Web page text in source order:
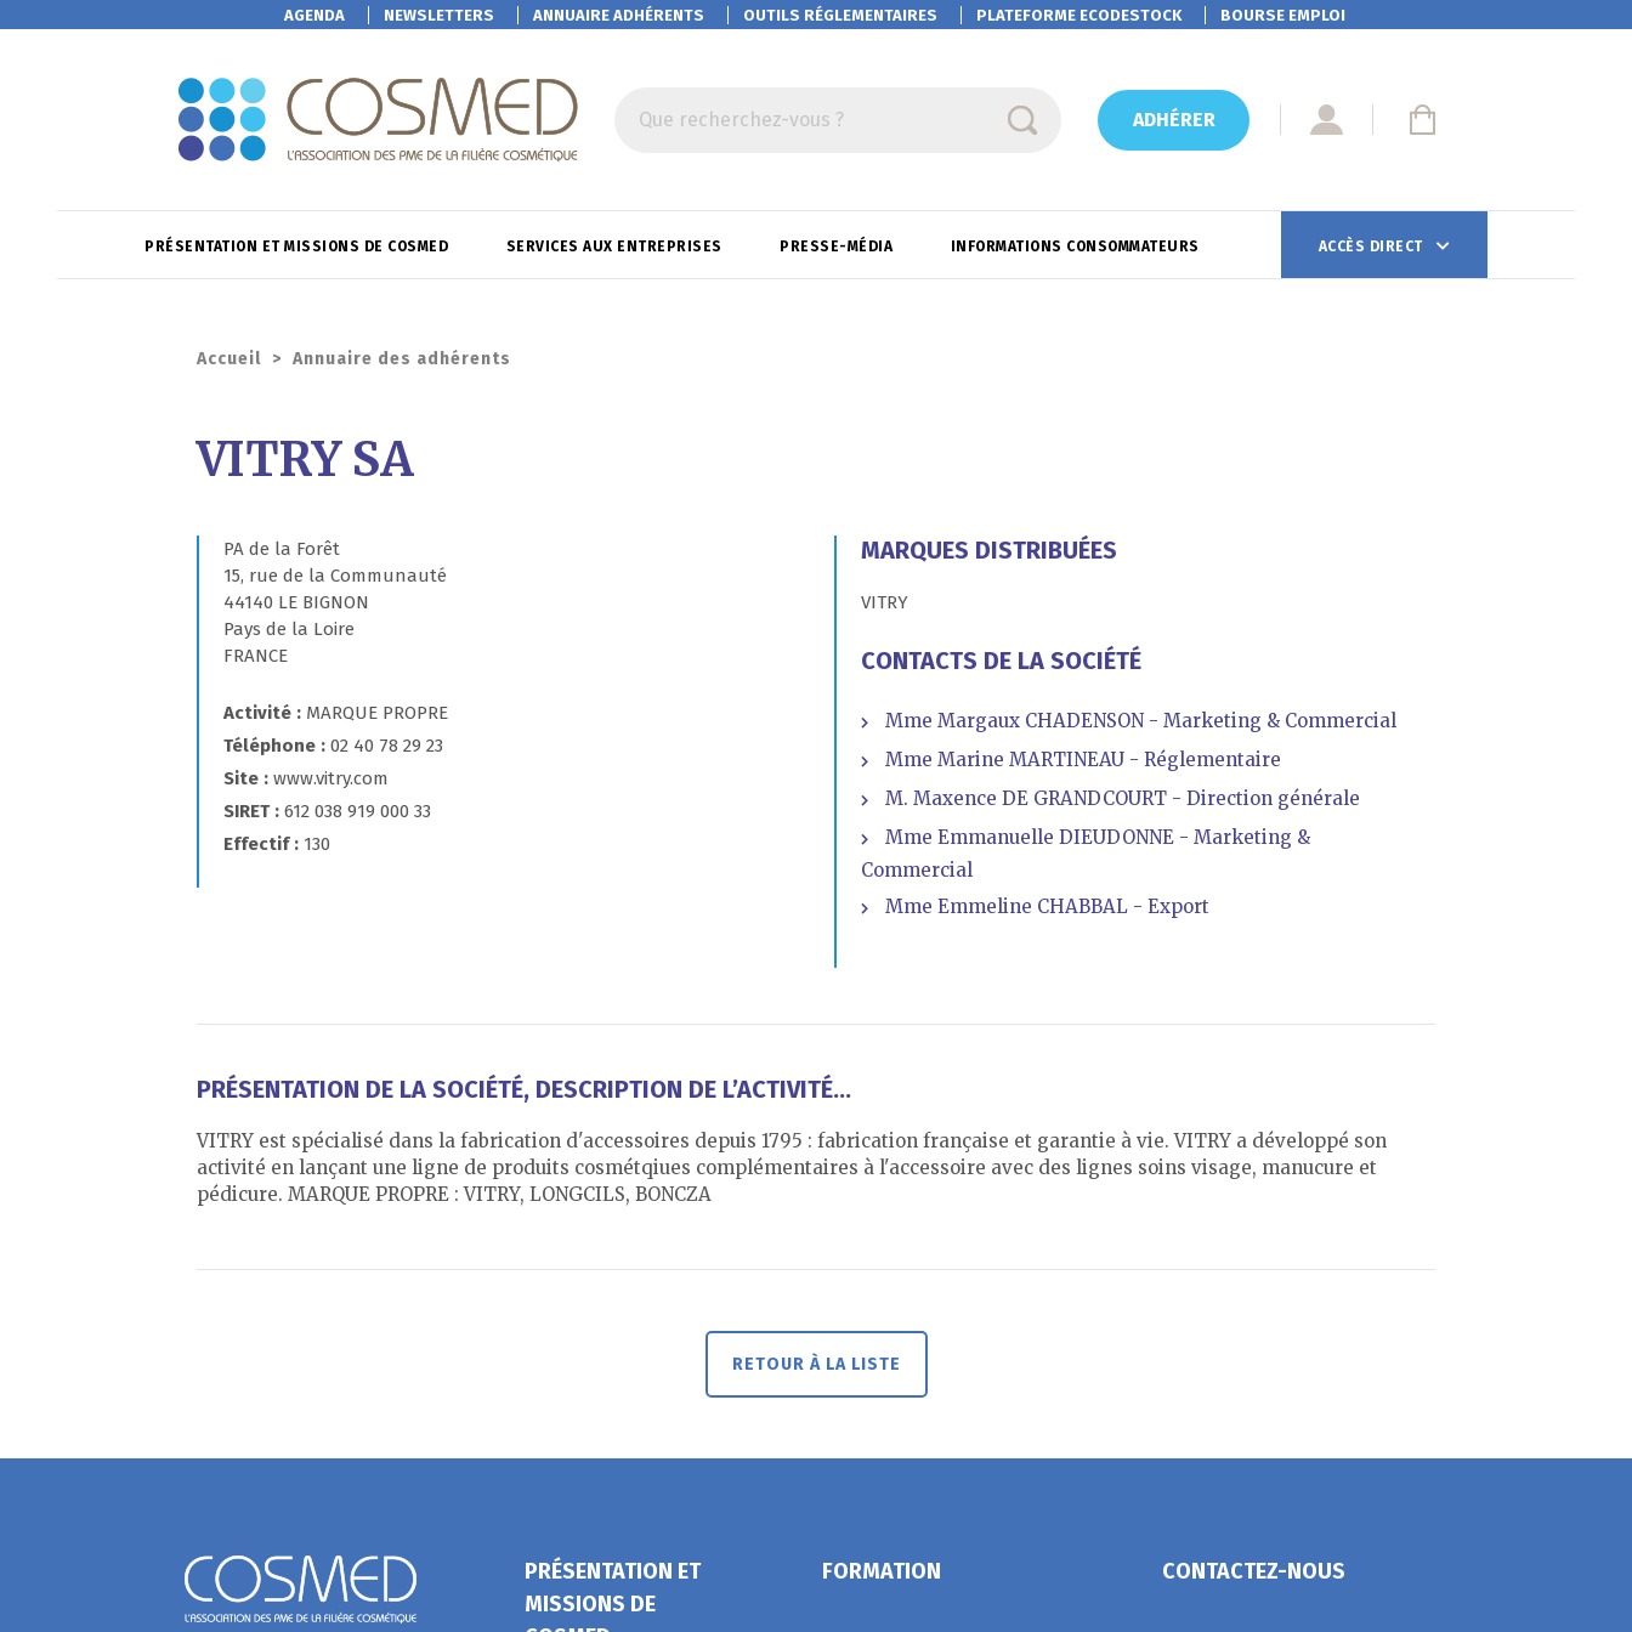
AGENDA NEWSLETTERS ANNUAIRE ADHÉRENTS OUTILS RÉGLEMENTAIRES PLATEFORMEECODESTOCK BOURSE EMPLOI
Que recherchez-vous ? ADHÉRER
PRÉSENTATION ET MISSIONS DE COSMED SERVICES AUX ENTREPRISES PRESSE-MÉDIA INFORMATIONS CONSOMMATEURS ACCÈS DIRECT
Accueil > Annuaire des adhérents
VITRY SA
PA de la Forêt
15, rue de la Communauté
44140 LE BIGNON
Pays de la Loire
FRANCE
Activité
MARQUE PROPRE
Téléphone
02 40 78 29 23
Site
www.vitry.com
SIRET
612 038 919 000 33
Effectif
130
MARQUES DISTRIBUÉES
VITRY
CONTACTS DE LA SOCIÉTÉ
Mme Margaux CHADENSON - Marketing & Commercial
Mme Marine MARTINEAU - Réglementaire
M. Maxence DE GRANDCOURT - Direction générale
Mme Emmanuelle DIEUDONNE - Marketing &
Commercial
Mme Emmeline CHABBAL - Export
PRÉSENTATION DE LA SOCIÉTÉ, DESCRIPTION DE L’ACTIVITÉ...
VITRY est spécialisé dans la fabrication d'accessoires depuis 1795 : fabrication française et garantie à vie. VITRY a développé son
activité en lançant une ligne de produits cosmétqiues complémentaires à l'accessoire avec des lignes soins visage, manucure et
pédicure. MARQUE PROPRE : VITRY, LONGCILS, BONCZA
RETOUR À LA LISTE
PRÉSENTATION ET
MISSIONS DE
FORMATION CONTACTEZ-NOUS